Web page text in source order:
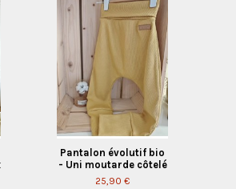
Pantalon évolutif bio
- Uni moutarde côtelé
25,90 €